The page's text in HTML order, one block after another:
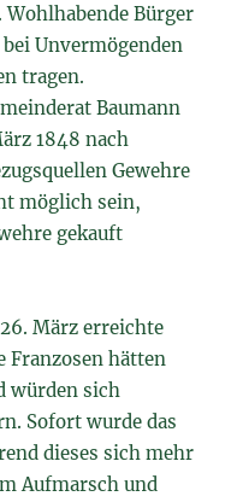
Bürger
Unvermögenden
tragen.
Baumann
1848 nach
Gewehre
möglich sein,
gekauft
März erreichte
Franzosen hätten
würden sich
Sofort wurde das
dieses sich mehr
Aufmarsch und